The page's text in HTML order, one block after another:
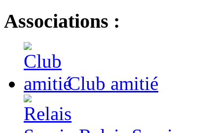
Associations :
Club amitié